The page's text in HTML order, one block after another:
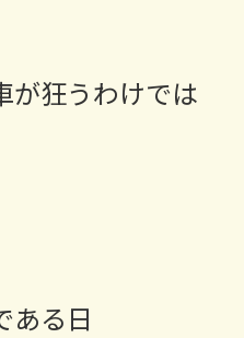
が狂うわけでは
ある日